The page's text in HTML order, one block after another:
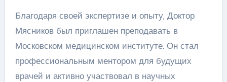
Благодаря своей экспертизе и опыту, Доктор
Мясников был приглашен преподавать в
Московском медицинском институте. Он стал
профессиональным ментором для будущих
врачей и активно участвовал в научных